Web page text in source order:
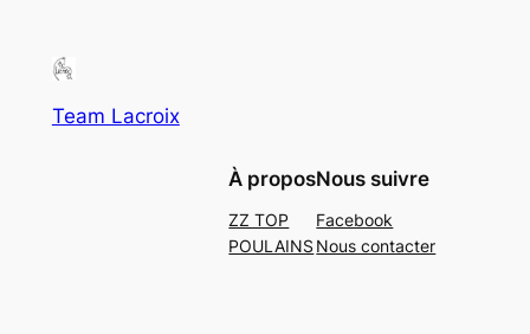
Team Lacroix
À propos
ZZ TOP
POULAINS
Nous suivre
Facebook
Nous contacter